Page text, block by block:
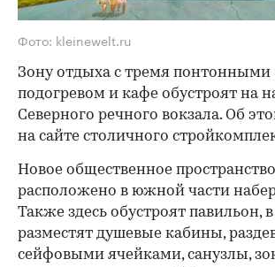
Фото: kleinewelt.ru
Зону отдыха с тремя понтонными
подогревом и кафе обустроят на
Северного речного вокзала. Об
на сайте столичного
Новое общественное
расположено в южной части
Также здесь обустроят павильон,
разместят душевые кабины,
сейфовыми ячейками, санузлы,